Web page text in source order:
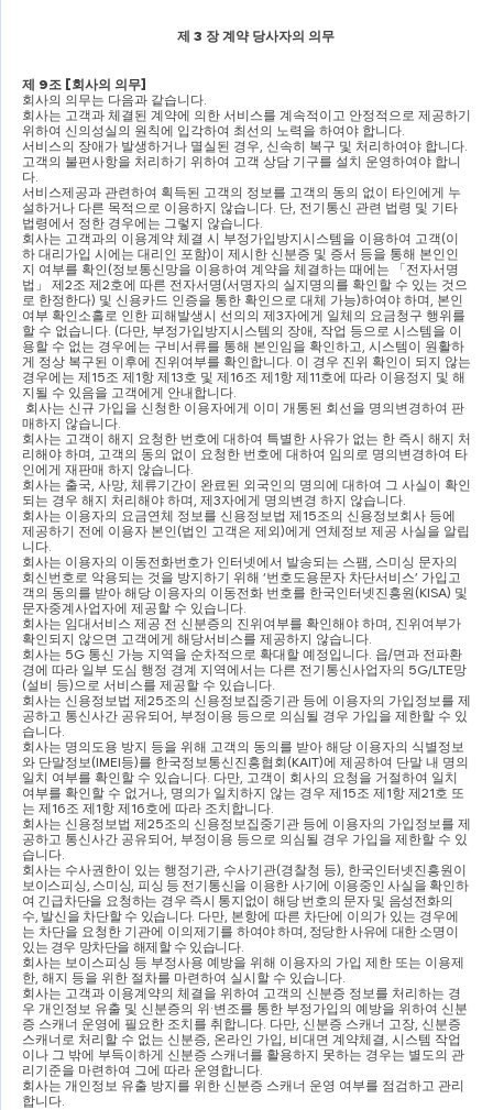
제 3 장 계약 당사자의 의무
제 9조 [회사의 의무]
회사의 의무는 다음과 같습니다.
회사는 고객과 체결된 계약에 의한 서비스를 계속적이고 안정적으로 제공하기
위하여 신의성실의 원칙에 입각하여 최선의 노력을 하여야 합니다.
서비스의 장애가 발생하거나 멸실된 경우, 신속히 복구 및 처리하여야 합니다.
고객의 불편사항을 처리하기 위하여 고객 상담 기구를 설치 운영하여야 합니
다.
서비스제공과 관련하여 획득된 고객의 정보를 고객의 동의 없이 타인에게 누
설하거나 다른 목적으로 이용하지 않습니다. 단, 전기통신 관련 법령 및 기타
법령에서 정한 경우에는 그렇지 않습니다.
회사는 고객과의 이용계약 체결 시 부정가입방지시스템을 이용하여 고객(이
하 대리가입 시에는 대리인 포함)이 제시한 신분증 및 증서 등을 통해 본인인
지 여부를 확인(정보통신망을 이용하여 계약을 체결하는 때에는 「전자서명
법 」 제2조 제2호에 따른 전자서명(서명자의 실지명의를 확인할 수 있는 것으
로 한정한다) 및 신용카드 인증을 통한 확인으로 대체 가능)하여야 하며, 본인
여부 확인소홀로 인한 피해발생시 선의의 제3자에게 일체의 요금청구 행위를
할 수 없습니다. (다만, 부정가입방지시스템의 장애, 작업 등으로 시스템을 이
용할 수 없는 경우에는 구비서류를 통해 본인임을 확인하고, 시스템이 원활하
게 정상 복구된 이후에 진위여부를 확인합니다. 이 경우 진위 확인이 되지 않는
경우에는 제15조 제1항 제13호 및 제16조 제1항 제11호에 따라 이용정지 및 해
지될 수 있음을 고객에게 안내합니다.
회사는 신규 가입을 신청한 이용자에게 이미 개통된 회선을 명의변경하여 판
매하지 않습니다.
회사는 고객이 해지 요청한 번호에 대하여 특별한 사유가 없는 한 즉시 해지 처
리해야 하며, 고객의 동의 없이 요청한 번호에 대하여 임의로 명의변경하여 타
인에게 재판매 하지 않습니다.
회사는 출국, 사망, 체류기간이 완료된 외국인의 명의에 대하여 그 사실이 확인
되는 경우 해지 처리해야 하며, 제3자에게 명의변경 하지 않습니다.
회사는 이용자의 요금연체 정보를 신용정보법 제15조의 신용정보회사 등에
제공하기 전에 이용자 본인(법인 고객은 제외)에게 연체정보 제공 사실을 알립
니다.
회사는 이용자의 이동전화번호가 인터넷에서 발송되는 스팸, 스미싱 문자의
회신번호로 악용되는 것을 방지하기 위해 ‘번호도용문자 차단서비스’ 가입고
객의 동의를 받아 해당 이용자의 이동전화 번호를 한국인터넷진흥원(KISA) 및
문자중계사업자에 제공할 수 있습니다.
회사는 임대서비스 제공 전 신분증의 진위여부를 확인해야 하며, 진위여부가
확인되지 않으면 고객에게 해당서비스를 제공하지 않습니다.
회사는 5G 통신 가능 지역을 순차적으로 확대할 예정입니다. 읍/면과 전파환
경에 따라 일부 도심 행정 경계 지역에서는 다른 전기통신사업자의 5G/LTE망
(설비 등)으로 서비스를 제공할 수 있습니다.
회사는 신용정보법 제25조의 신용정보집중기관 등에 이용자의 가입정보를 제
공하고 통신사간 공유되어 , 부정이용 등으로 의심될 경우 가입을 제한할 수 있
습니다.
회사는 명의도용 방지 등을 위해 고객의 동의를 받아 해당 이용자의 식별정보
와 단말정보(IMEI등)를 한국정보통신진흥협회 (KAIT)에 제공하여 단말 내 명의
일치 여부를 확인할 수 있습니다. 다만, 고객이 회사의 요청을 거절하여 일치
여부를 확인할 수 없거나, 명의가 일치하지 않는 경우 제15조 제1항 제21호 또
는 제16조 제1항 제16호에 따라 조치합니다.
회사는 신용정보법 제25조의 신용정보집중기관 등에 이용자의 가입정보를 제
공하고 통신사간 공유되어 , 부정이용 등으로 의심될 경우 가입을 제한할 수 있
습니다.
회사는 수사권한이 있는 행정기관, 수사기관(경찰청 등),
보이스피싱, 스미싱, 피싱 등 전기통신을 이용한 사기에 이용중인 사실을 확인하
여 긴급차단을 요청하는 경우 즉시 통지없이 해당 번호의 문자 및 음성전화의
수, 발신을 차단할 수 있습니다. 다만, 본항에 따른 차단에 이의가 있는 경우에
는 차단을 요청한 기관에 이의제기를 하여야 하며, 정당한 사유에 대한 소명이
있는 경우 망차단을 해제할 수 있습니다.
회사는 보이스피싱 등 부정사용 예방을 위해 이용자의 가입 제한 또는 이용제
한, 해지 등을 위한 절차를 마련하여 실시할 수 있습니다.
회사는 고객과 이용계약의 체결을 위하여 고객의 신분증 정보를 처리하는 경
우 개인정보 유출 및 신분증의 위·변조를 통한 부정가입의 예방을 위하여 신분
증 스캐너 운영에 필요한 조치를 취합니다. 다만, 신분증 스캐너 고장, 신분증
스캐너로 처리할 수 없는 신분증, 온라인 가입, 비대면 계약체결, 시스템 작업
이나 그 밖에 부득이하게 신분증 스캐너를 활용하지 못하는 경우는 별도의 관
리기준을 마련하여 그에 따라 운영합니다.
회사는 개인정보 유출 방지를 위한 신분증 스캐너 운영 여부를 점검하고 관리
합니다.